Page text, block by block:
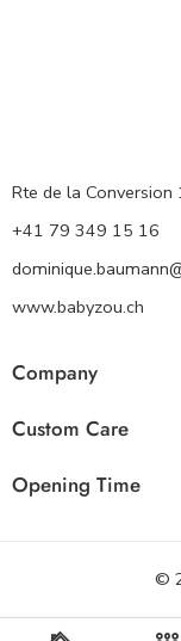
Rte de la Conversion
+41 79 349 15 16
www.babyzou.ch
Company
Custom Care
Opening Time
©